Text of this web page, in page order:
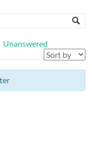
Unanswered